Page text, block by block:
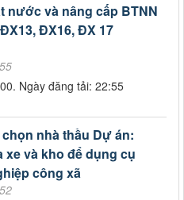
nước và nâng cấp BTNN
ĐX16, ĐX 17
Ngày đăng tải: 22:55
nhà thầu Dự án:
và kho để dụng cụ
công xã